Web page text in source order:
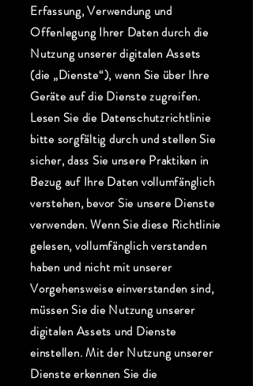
Erfassung, Verwendung und
Offenlegung Ihrer Daten durch die
Nutzung unserer digitalen Assets
(die „Dienste“), wenn Sie über Ihre
Geräte auf die Dienste zugreifen.
Lesen Sie die Datenschutzrichtlinie
bitte sorgfältig durch und stellen Sie
sicher, dass Sie unsere Praktiken in
Bezug auf Ihre Daten vollumfänglich
verstehen, bevor Sie unsere Dienste
verwenden. Wenn Sie diese Richtlinie
gelesen, vollumfänglich verstanden
haben und nicht mit unserer
Vorgehensweise einverstanden sind,
müssen Sie die Nutzung unserer
digitalen Assets und Dienste
einstellen. Mit der Nutzung unserer
Dienste erkennen Sie die